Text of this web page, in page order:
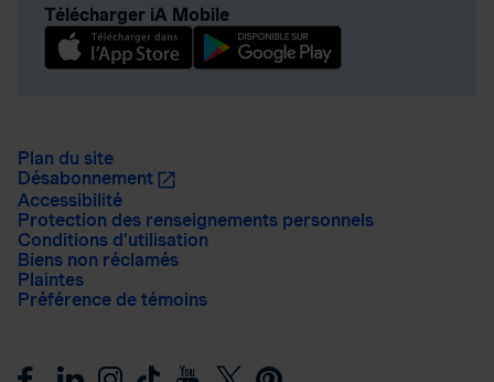
Télécharger iA Mobile
Plan du site
Désabonnement
Accessibilité
Protection des renseignements personnels
Conditions d’utilisation
Biens non réclamés
Plaintes
Préférence de témoins